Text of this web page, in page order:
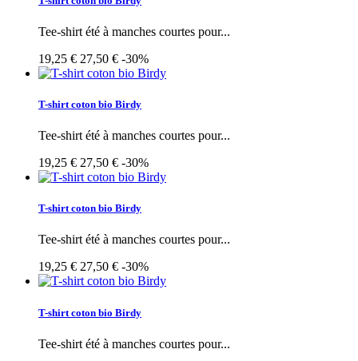
Tee-shirt été à manches courtes pour...
19,25 € 27,50 € -30%
T-shirt coton bio Birdy
Tee-shirt été à manches courtes pour...
19,25 € 27,50 € -30%
T-shirt coton bio Birdy
Tee-shirt été à manches courtes pour...
19,25 € 27,50 € -30%
T-shirt coton bio Birdy
Tee-shirt été à manches courtes pour...